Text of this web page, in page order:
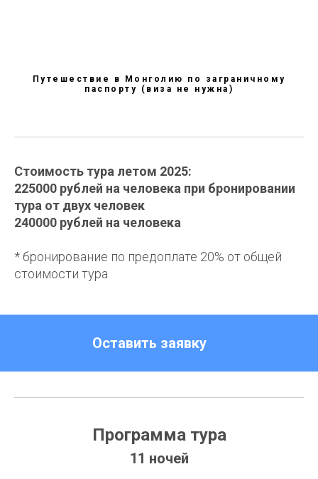
Путешествие в Монголию по заграничному
паспорту (виза не нужна)
Стоимость тура летом 2025:
225000 рублей на человека при бронировании
тура от двух человек
240000 рублей на человека
* бронирование по предоплате 20% от общей
стоимости тура
Оставить заявку
Программа тура
11 ночей